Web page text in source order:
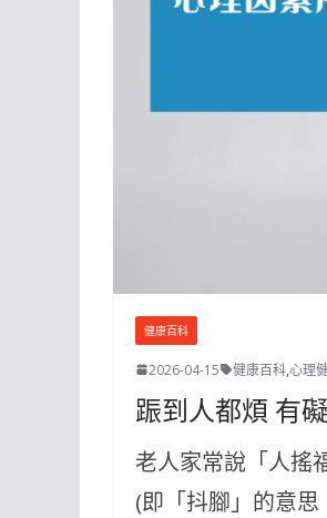
健康百科
2026-04-15 健康百科,心理
䟴到人都煩 有
老人家常說「人搖
(即「抖腳」的意